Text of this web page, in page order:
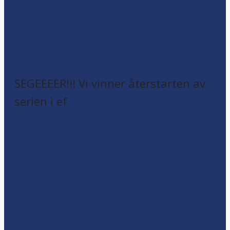
SEGEEEER!!! Vi vinner återstarten av
serien i ef